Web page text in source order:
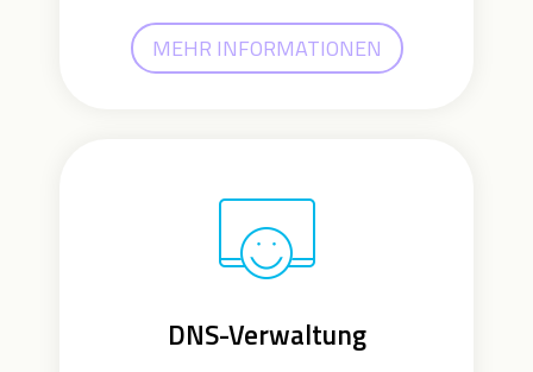
MEHR INFORMATIONEN
DNS-Verwaltung